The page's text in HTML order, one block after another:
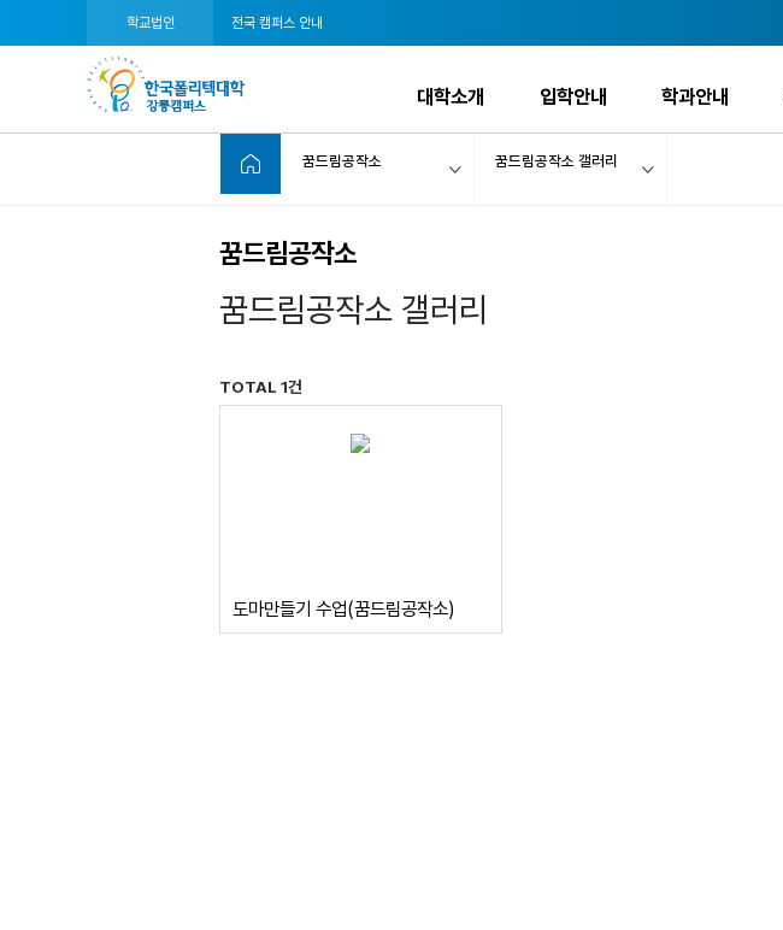
학교법인 전국 캠퍼스 안내
대학소개 입학안내 학과안내
꿈드림공작소 꿈드림공작소 갤러리
꿈드림공작소
꿈드림공작소 갤러리
TOTAL 1건
도마만들기 수업(꿈드림공작소)